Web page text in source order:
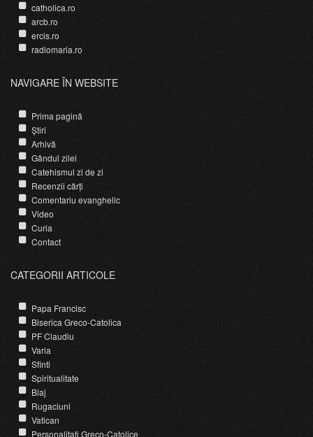
catholica.ro
arcb.ro
ercis.ro
radiomaria.ro
NAVIGARE ÎN WEBSITE
Prima pagină
Știri
Arhivă
Gândul zilei
Catehismul zi de zi
Recenzii cărți
Comentariu evanghelic
Video
Curia
Contact
CATEGORII ARTICOLE
Papa Francisc
Biserica Greco-Catolica
PF Claudiu
Varia
Sfinti
Spiritualitate
Blaj
Rugaciuni
Vatican
Personalitati Greco-Catolice